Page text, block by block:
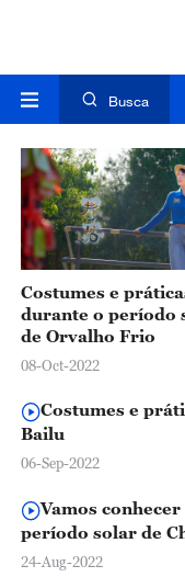
Busca
Costumes e
durante o período
de Orvalho Frio
08-Oct-2022
Costumes e
Bailu
06-Sep-2022
Vamos
período solar de
24-Aug-2022